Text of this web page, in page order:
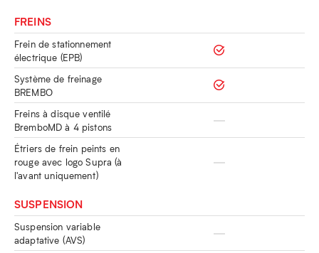
FREINS
Frein de stationnement
électrique (EPB)
Système de freinage
BREMBO
Freins à disque ventilé
BremboMD à 4 pistons
Étriers de frein peints en
rouge avec logo Supra (à
l'avant uniquement)
SUSPENSION
Suspension variable
adaptative (AVS)